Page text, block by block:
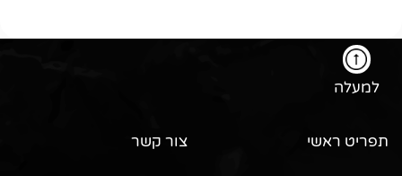
למעלה
תפריט ראשי צור קשר